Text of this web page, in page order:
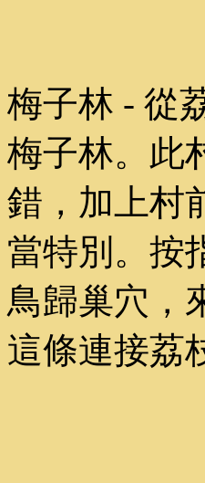
梅子林 - 從
梅子林。此
錯，加上村
當特別。按
鳥歸巢穴，
這條連接荔